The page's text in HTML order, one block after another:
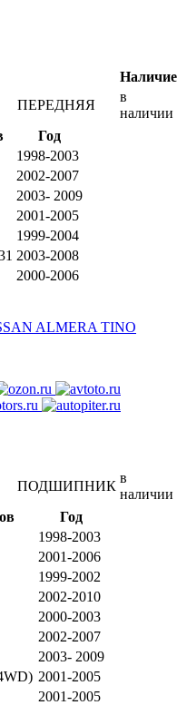
Наличие
ПЕРЕДНЯЯ
в
наличии
Год
1998-2003
2002-2007
2003- 2009
2001-2005
1999-2004
2003-2008
2000-2006
ПОДШИПНИК
в
наличии
Год
1998-2003
2001-2006
1999-2002
2002-2010
2000-2003
2002-2007
2003- 2009
2001-2005
2001-2005